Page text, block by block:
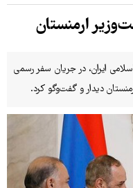
ارمنستان
ایران، در جریان سفر رسمی
دیدار و گفت‌وگو کرد.